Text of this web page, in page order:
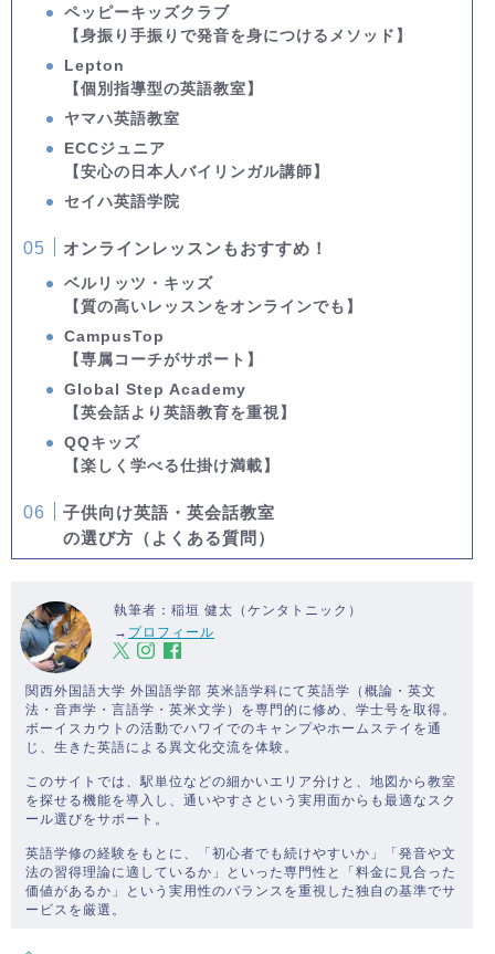
ペッピーキッズクラブ
【身振り手振りで発音を身につけるメソッド】
Lepton
【個別指導型の英語教室】
ヤマハ英語教室
ECCジュニア
【安心の日本人バイリンガル講師】
セイハ英語学院
オンラインレッスンもおすすめ！
ベルリッツ・キッズ
【質の高いレッスンをオンラインでも】
CampusTop
【専属コーチがサポート】
Global Step Academy
【英会話より英語教育を重視】
QQキッズ
【楽しく学べる仕掛け満載】
子供向け英語・英会話教室
の選び方（よくある質問）
執筆者：稲垣 健太（ケンタトニック）
→ プロフィール
関西外国語大学 外国語学部 英米語学科にて英語学（概論・英文
法・音声学・言語学・英米文学）を専門的に修め、学士号を取得。
ボーイスカウトの活動でハワイでのキャンプやホームステイを通
じ、生きた英語による異文化交流を体験。
このサイトでは、駅単位などの細かいエリア分けと、地図から教室
を探せる機能を導入し、通いやすさという実用面からも最適なスク
ール選びをサポート。
英語学修の経験をもとに、「初心者でも続けやすいか」「発音や文
法の習得理論に適しているか」といった専門性と「料金に見合った
価値があるか」という実用性のバランスを重視した独自の基準でサ
ービスを厳選。